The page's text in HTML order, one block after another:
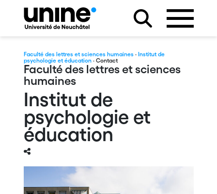
Faculté des lettres et sciences humaines · Institut de
psychologie et éducation· Contact
Faculté des lettres et sciences
humaines
Institut de
psychologie et
éducation